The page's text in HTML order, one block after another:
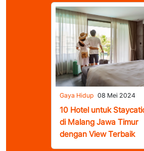
Gaya Hidup 08 Mei 2024
10 Hotel untuk
di Malang Jawa Timur
dengan View Terbaik